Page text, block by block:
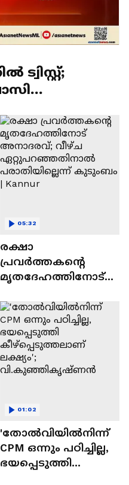
രക്ഷാ
പ്രവർത്തകന്റെ
മൃതദേഹത്തിനോട്
ഏറ്റുപറഞ്ഞതിനാൽ
പരാതിയില്ലെന്ന്
കുടുംബം | Kannur
05:32
'തോൽവിയിൽനിന്ന്
CPM ഒന്നും പഠിച്ചില്ല,
ഭയപ്പെടുത്തി
01:02